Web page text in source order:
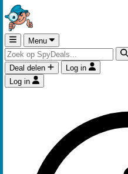
Menu
Deal delen
Log in
Log in